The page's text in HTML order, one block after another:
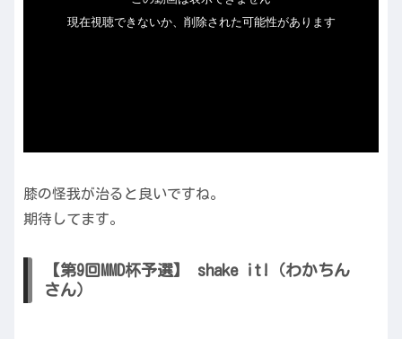
膝の怪我が治ると良いですね。
期待してます。
【第9回MMD杯予選】 shake it!（わかちん
さん）